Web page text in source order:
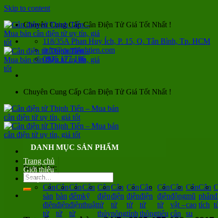
Skip to content
Chuyên Cung Cấp Cân Điện Tử Giá Tốt Nhất !
118/35A Phan Huy Ích, P. 15, Q. Tân Bình, Tp. HCM
info@canthinhtien.com
0935 177 186
Chuyên Cung Cấp Cân Điện Tử Giá Tốt Nhất !
Search for:
DANH MỤC SẢN PHẨM
Trang chủ
Giới thiệu
Sản phẩm
Cân
sàn
điện
tử
Cân
bàn
điện
tử
Cân
đếm
điện
tử
Cân
kỹ
thuật
Cân
điện
tử
thủy
Cân
điện
tử
nông
Cân
điện
tử
tính
Cân
điện
tử
thông
Cân
điện
tử
tiểu
Cân
động
vật –
cân
Cân
mũ
cao
su
Cân
phân
tích